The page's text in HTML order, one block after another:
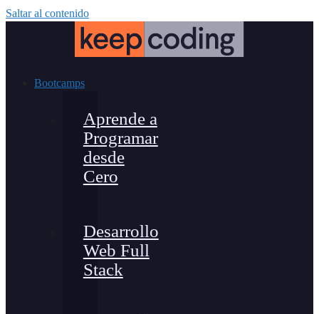
Saltar al contenido
Bootcamps
Aprende a
Programar
desde
Cero
Desarrollo
Web Full
Stack